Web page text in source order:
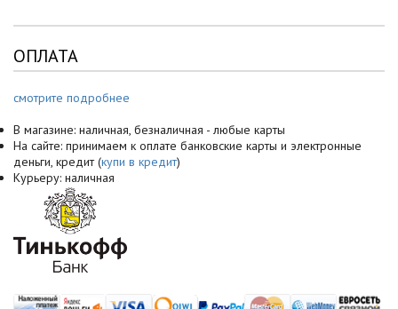
ОПЛАТА
смотрите подробнее
В магазине: наличная, безналичная - любые карты
На сайте: принимаем к оплате банковские карты и электронные
деньги, кредит (купи в кредит)
Курьеру: наличная